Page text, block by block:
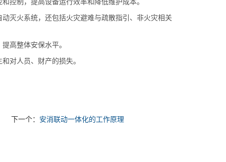
灭火系统，还包括火灾避难与疏散指引、非火灾相关
高整体安保水平。
对人员、财产的损失。
下一个： 安消联动一体化的工作原理